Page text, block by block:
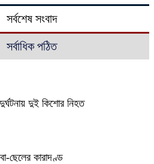
সর্বশেষ সংবাদ
সর্বাধিক পঠিত
দুই কিশোর নিহত
ছেলের কারাদণ্ড